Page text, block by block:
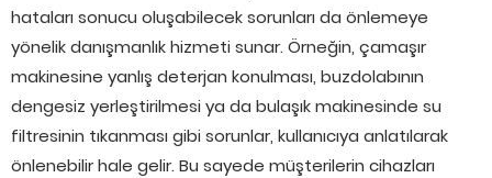
hataları sonucu oluşabilecek sorunları da önlemeye
yönelik danışmanlık hizmeti sunar. Örneğin, çamaşır
makinesine yanlış deterjan konulması, buzdolabının
dengesiz yerleştirilmesi ya da bulaşık makinesinde su
filtresinin tıkanması gibi sorunlar, kullanıcıya anlatılarak
önlenebilir hale gelir. Bu sayede müşterilerin cihazları